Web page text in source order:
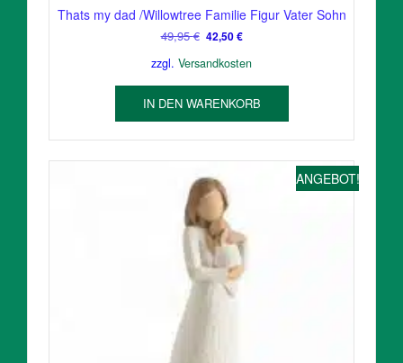
Thats my dad /Willowtree Familie Figur Vater Sohn
49,95€ Ursprünglicher
war:
49,95 €
42,50€Aktueller
ist:
42,50 €.
zzgl. Versandkosten
IN DEN WARENKORB
ANGEBOT!